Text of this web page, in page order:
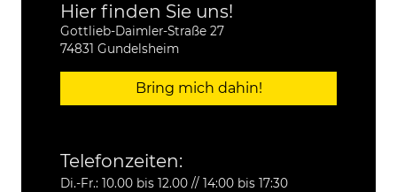
Hier finden Sie uns!
Gottlieb-Daimler-Straße 27
74831 Gundelsheim
Bring mich dahin!
Telefonzeiten:
Di.-Fr.: 10.00 bis 12.00 // 14:00 bis 17:30